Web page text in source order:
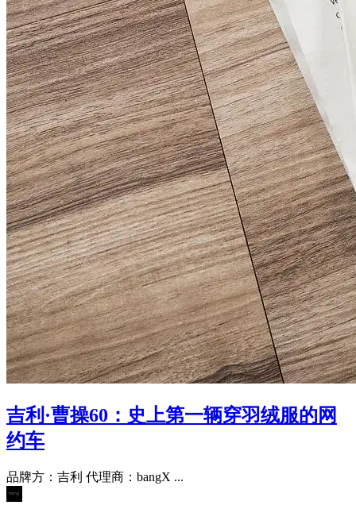
吉利·曹操60：史上第一辆穿羽绒服的网
约车
品牌方：吉利 代理商：bangX ...